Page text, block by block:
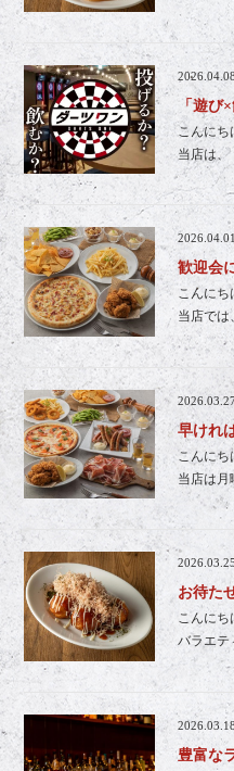
2026.04.08
「遊び
こんにち
当店は、
2026.04.01
歓迎会
こんにち
当店で
早けれ
こんにち
当店は月
2026.03.25
お待た
こんにち
バラエ
2026.03.18
豊富な